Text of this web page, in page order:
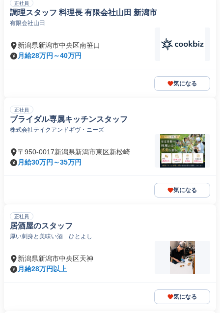
正社員
調理スタッフ 料理長 有限会社山田 新潟市
有限会社山田
新潟県新潟市中央区南笹口
月給28万円～40万円
気になる
正社員
ブライダル専属キッチンスタッフ
株式会社テイクアンドギヴ・ニーズ
〒950-0017新潟県新潟市東区新松崎
月給30万円～35万円
気になる
正社員
居酒屋のスタッフ
厚い刺身と美味い酒 ひとよし
新潟県新潟市中央区天神
月給28万円以上
気になる